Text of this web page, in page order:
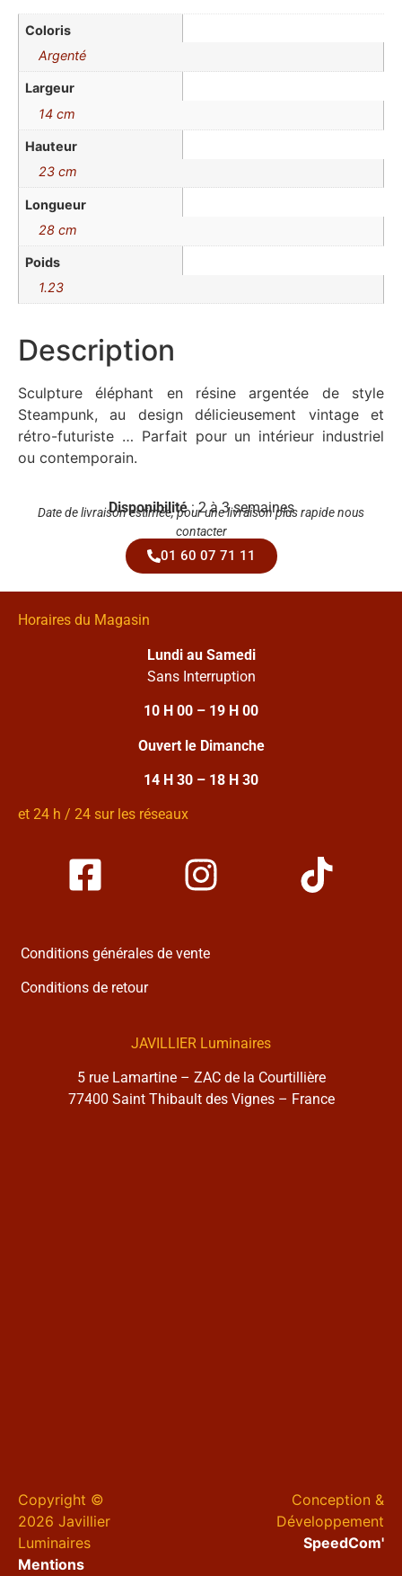
Coloris
Argenté
Largeur
14 cm
Hauteur
23 cm
Longueur
28 cm
Poids
1.23
Description
Sculpture éléphant en résine argentée de style
Steampunk, au design délicieusement vintage et
rétro-futuriste … Parfait pour un intérieur industriel
ou contemporain.
Disponibilité: 2 à 3 semaines
Date de livraison estimée, pour une livraison plus rapide nous
contacter
01 60 07 71 11
Horaires du Magasin
Lundi au Samedi
Sans Interruption
10 H 00 – 19 H 00
Ouvert le Dimanche
14 H 30 – 18 H 30
et 24 h / 24 sur les réseaux
Conditions générales de vente
Conditions de retour
JAVILLIER Luminaires
5 rue Lamartine – ZAC de la Courtillière
77400 Saint Thibault des Vignes – France
Copyright ©
2026 Javillier
Luminaires
Mentions
Conception &
Développement
SpeedCom'